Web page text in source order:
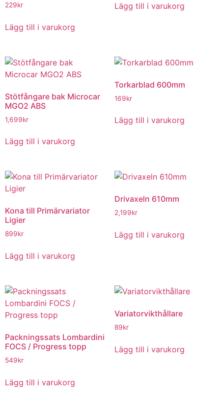
229kr
Lägg till i varukorg
Lägg till i varukorg
Stötfångare bak Microcar
MGO2 ABS
1,699kr
Lägg till i varukorg
Torkarblad 600mm
169kr
Lägg till i varukorg
Kona till Primärvariator
Ligier
899kr
Lägg till i varukorg
Drivaxeln 610mm
2,199kr
Lägg till i varukorg
Packningssats Lombardini
FOCS / Progress topp
549kr
Lägg till i varukorg
Variatorvikthållare
89kr
Lägg till i varukorg